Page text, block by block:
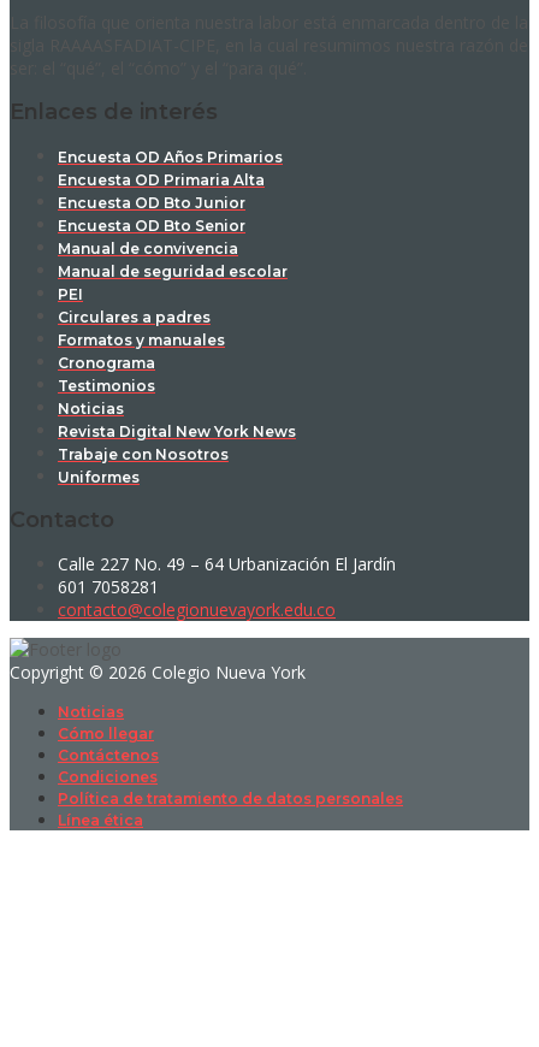
Enlaces de interés
Encuesta OD Años Primarios
Encuesta OD Primaria Alta
Encuesta OD Bto Junior
Encuesta OD Bto Senior
Manual de convivencia
Manual de seguridad escolar
PEI
Circulares a padres
Formatos y manuales
Cronograma
Testimonios
Noticias
Revista Digital New York News
Trabaje con Nosotros
Uniformes
Contacto
Calle 227 No. 49 – 64 Urbanización El Jardín
601 7058281
contacto@colegionuevayork.edu.co
Copyright © 2026 Colegio Nueva York
Noticias
Cómo llegar
Contáctenos
Condiciones
Política de tratamiento de datos personales
Línea ética